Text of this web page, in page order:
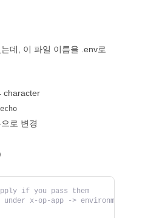
데, 이 파일 이름을 .env로
character
로 변경
if you pass them
x-op-app -> environment.